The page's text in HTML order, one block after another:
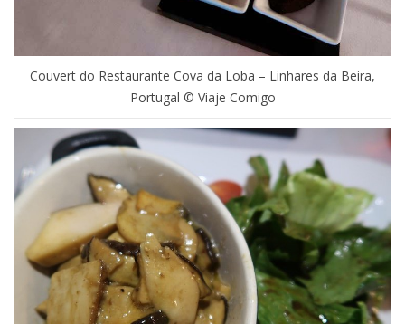
Couvert do Restaurante Cova da Loba – Linhares da Beira,
Portugal © Viaje Comigo